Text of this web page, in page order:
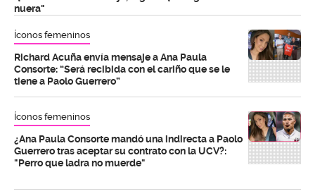
nuera"
Íconos femeninos
Richard Acuña envía mensaje a Ana Paula
Consorte: “Será recibida con el cariño que se le
tiene a Paolo Guerrero”
Íconos femeninos
¿Ana Paula Consorte mandó una indirecta a Paolo
Guerrero tras aceptar su contrato con la UCV?:
"Perro que ladra no muerde"